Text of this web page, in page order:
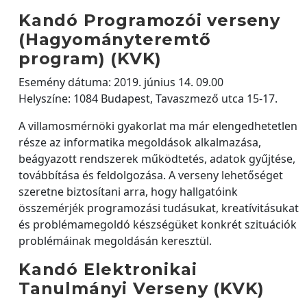
Kandó Programozói verseny
(Hagyományteremtő
program) (KVK)
Esemény dátuma: 2019. június 14. 09.00
Helyszíne: 1084 Budapest, Tavaszmező utca 15-17.
A villamosmérnöki gyakorlat ma már elengedhetetlen
része az informatika megoldások alkalmazása,
beágyazott rendszerek működtetés, adatok gyűjtése,
továbbítása és feldolgozása. A verseny lehetőséget
szeretne biztosítani arra, hogy hallgatóink
összemérjék programozási tudásukat, kreatívitásukat
és problémamegoldó készségüket konkrét szituációk
problémáinak megoldásán keresztül.
Kandó Elektronikai
Tanulmányi Verseny (KVK)